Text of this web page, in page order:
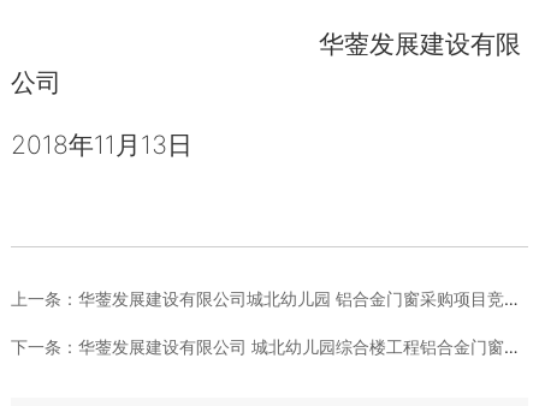
华蓥发展建设有限
公司
2018年11 月 13 日
上一条： 华蓥发展建设有限公司城北幼儿园 铝合金门窗采购项目竞选结果的...
下一条： 华蓥发展建设有限公司 城北幼儿园综合楼工程铝合金门窗采购 项...